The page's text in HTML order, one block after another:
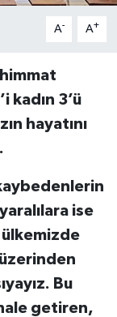
A- A+
kadın 3’ü
hayatını
ise
ülkemizde
Bu
getiren,